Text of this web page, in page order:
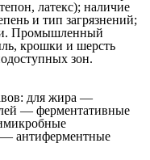
латекс); наличие
и тип загрязнений;
Промышленный
крошки и шерсть
зон.
для жира —
— ферментативные
антиферментные